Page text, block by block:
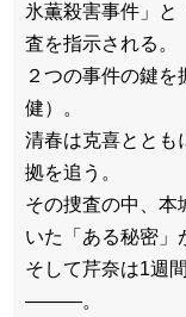
氷薫殺害事件」と
査を指示される。
２つの事件の鍵
健）。
清春は克喜ととも
拠を追う。
その捜査の中、本
いた「ある秘密」
そして芹奈は1週
―――。